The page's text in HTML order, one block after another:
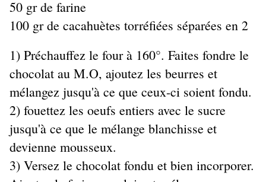
50 gr de farine
100 gr de cacahuètes torréfiées séparées en 2
1) Préchauffez le four à 160°. Faites fondre le
chocolat au M.O, ajoutez les beurres et
mélangez jusqu'à ce que ceux-ci soient fondu.
2) fouettez les oeufs entiers avec le sucre
jusqu'à ce que le mélange blanchisse et
devienne mousseux.
3) Versez le chocolat fondu et bien incorporer.